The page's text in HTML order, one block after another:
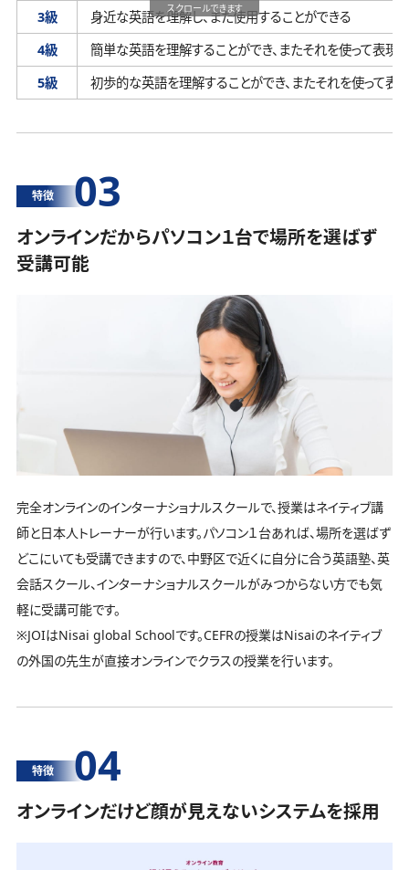
3級
身近な英語を理解し、また使用することができる
4級
簡単な英語を理解することができ、 またそれを使って表現
5級
初歩的な英語を理解することができ、 またそれを使って表
スクロールできます
特徴 03
オンラインだからパソコン１台で場所を選ばず
受講可能
完全オンラインのインターナショナルスクールで、授業はネイティブ講
師と日本人トレーナーが行います。パソコン１台あれば、場所を選ばず
どこにいても受講できますので、中野区で近くに自分に合う英語塾、英
会話スクール、インターナショナルスクールがみつからない方でも気
軽に受講可能です。
※JOIはNisai global Schoolです。CEFRの授業はNisaiのネイティブ
の外国の先生が直接オンラインでクラスの授業を行います。
特徴 04
オンラインだけど顔が見えないシステムを採用